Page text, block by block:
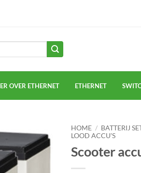
OVER ETHERNET ETHERNET
HOME / BATTERIJ
LOOD ACCU'S
Scooter